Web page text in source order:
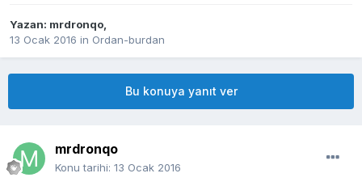
Yazan: mrdronqo,
13 Ocak 2016 in Ordan-burdan
Bu konuya yanıt ver
mrdronqo
Konu tarihi: 13 Ocak 2016